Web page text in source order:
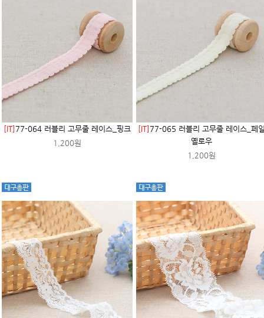
[IT] 77-064 러블리 고무줄 레이스_핑크
1,200원
[IT] 77-065 러블리 고무줄 레이스_페
옐로우
1,200원